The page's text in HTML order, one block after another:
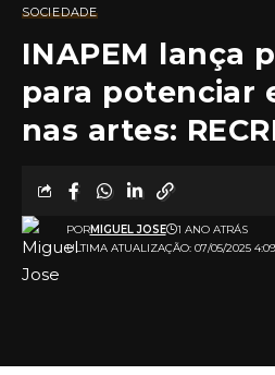
SOCIEDADE
INAPEM lança
para potenciar
nas artes:
ULTIMA ATUALIZAÇÃO: 07/05/2025
PORMIGUEL JOSE 1 ANO ATRÁS